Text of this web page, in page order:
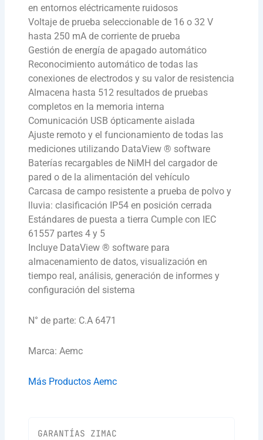
en entornos eléctricamente ruidosos
Voltaje de prueba seleccionable de 16 o 32 V
hasta 250 mA de corriente de prueba
Gestión de energía de apagado automático
Reconocimiento automático de todas las
conexiones de electrodos y su valor de resistencia
Almacena hasta 512 resultados de pruebas
completos en la memoria interna
Comunicación USB ópticamente aislada
Ajuste remoto y el funcionamiento de todas las
mediciones utilizando DataView ® software
Baterías recargables de NiMH del cargador de
pared o de la alimentación del vehículo
Carcasa de campo resistente a prueba de polvo y
lluvia: clasificación IP54 en posición cerrada
Estándares de puesta a tierra Cumple con IEC
61557 partes 4 y 5
Incluye DataView ® software para
almacenamiento de datos, visualización en
tiempo real, análisis, generación de informes y
configuración del sistema
N° de parte: C.A 6471
Marca: Aemc
Más Productos Aemc
GARANTÍAS ZIMAC